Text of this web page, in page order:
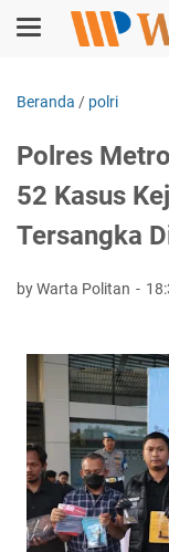
Beranda / polri
Polres
52 Kasus
Tersangka
by Warta Politan